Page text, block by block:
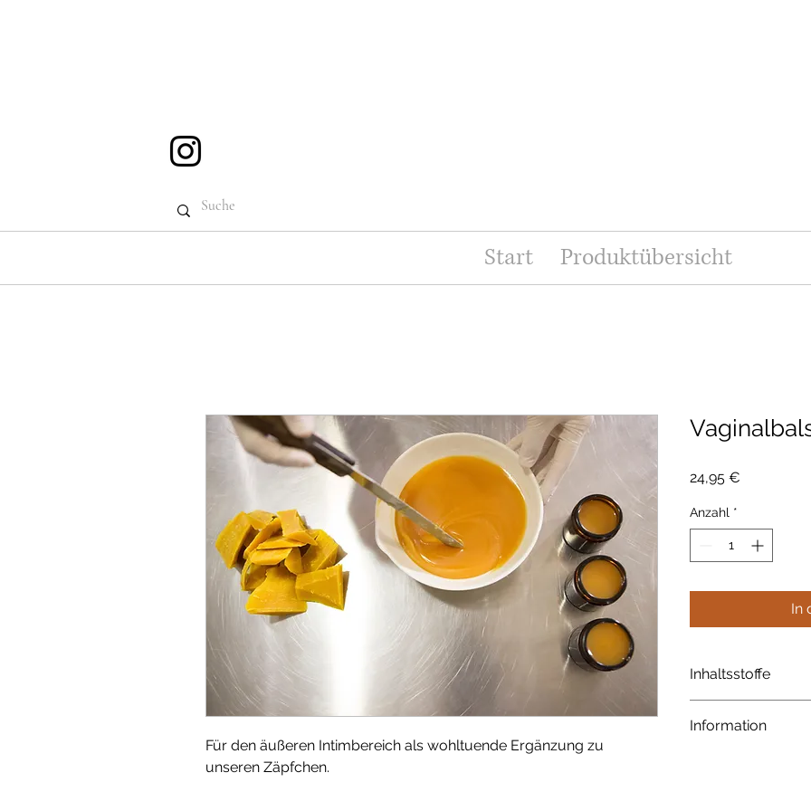
Start Produktübersicht
Für den äußeren Intimbereich als wohltuende Ergänzung zu
unseren Zäpfchen.
24,95 €
Anzahl *
In
Inhaltsstoffe
Rosengeranie und
Information